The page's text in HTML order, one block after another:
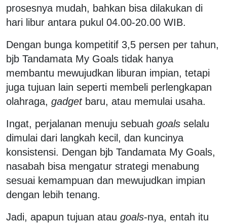
prosesnya mudah, bahkan bisa dilakukan di
hari libur antara pukul 04.00-20.00 WIB.
Dengan bunga kompetitif 3,5 persen per tahun,
bjb Tandamata My Goals tidak hanya
membantu mewujudkan liburan impian, tetapi
juga tujuan lain seperti membeli perlengkapan
olahraga, gadgetbaru, atau memulai usaha.
Ingat, perjalanan menuju sebuah goals selalu
dimulai dari langkah kecil, dan kuncinya
konsistensi. Dengan bjb Tandamata My Goals,
nasabah bisa mengatur strategi menabung
sesuai kemampuan dan mewujudkan impian
dengan lebih tenang.
Jadi, apapun tujuan atau goals-nya, entah itu